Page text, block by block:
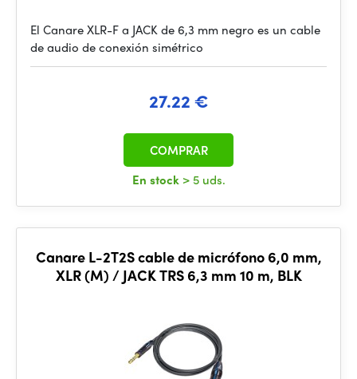
El Canare XLR-F a JACK de 6,3 mm negro es un cable
de audio de conexión simétrico
27.22 €
En stock > 5 uds.
COMPRAR
Canare L-2T2S cable de micrófono 6,0 mm,
XLR (M) / JACK TRS 6,3 mm 10 m, BLK